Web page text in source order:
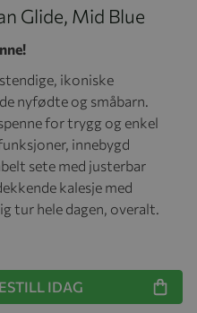
Glide, Mid Blue
ikoniske
nyfødte og småbarn.
for trygg og enkel
innebygd
sete med justerbar
kalesje med
tur hele dagen, overalt.
IDAG